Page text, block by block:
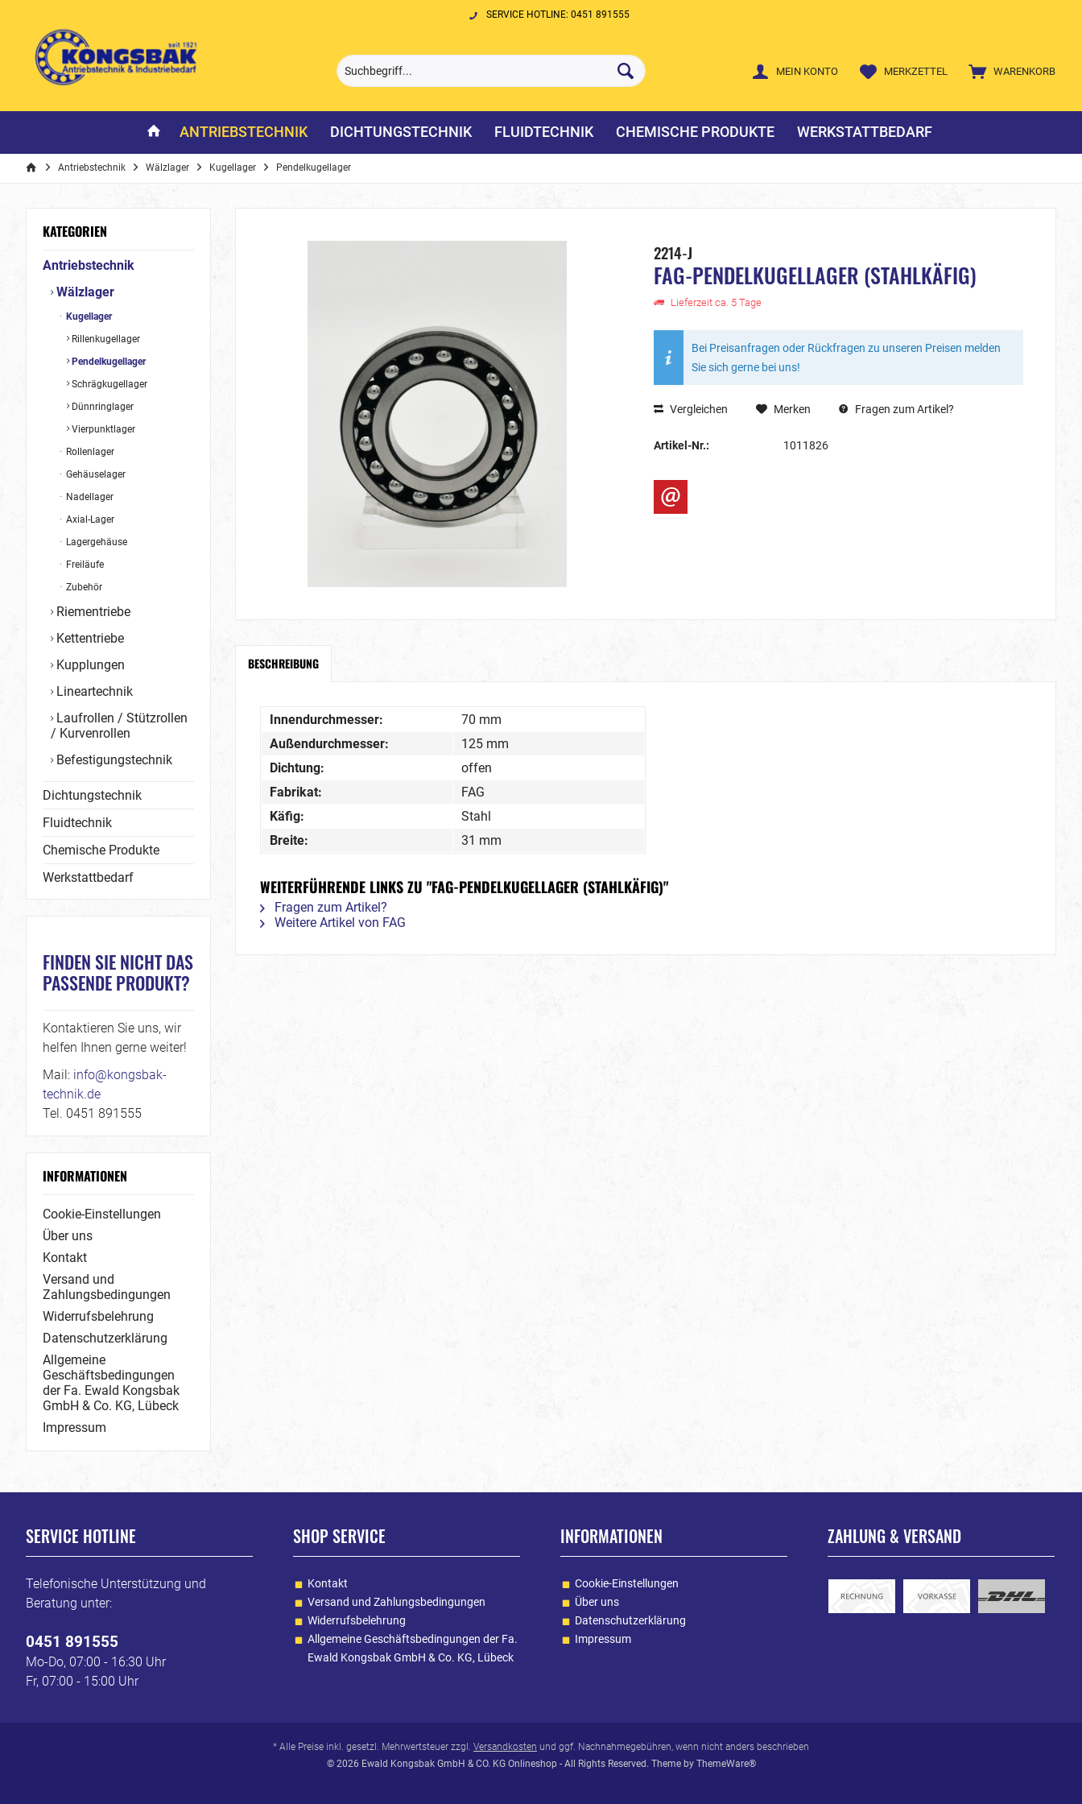
SERVICE HOTLINE: 0451 891555
WARENKORB
MERKZETTEL
MEIN KONTO
ANTRIEBSTECHNIK DICHTUNGSTECHNIK FLUIDTECHNIK CHEMISCHE PRODUKTE WERKSTATTBEDARF
Antriebstechnik Wälzlager Kugellager Pendelkugellager
KATEGORIEN
Antriebstechnik
Wälzlager
Kugellager
Rillenkugellager
Pendelkugellager
Schrägkugellager
Dünnringlager
Vierpunktlager
Rollenlager
Gehäuselager
Nadellager
Axial-Lager
Lagergehäuse
Freiläufe
Zubehör
Riementriebe
Kettentriebe
Kupplungen
Lineartechnik
Laufrollen / Stützrollen
/ Kurvenrollen
Befestigungstechnik
Dichtungstechnik
Fluidtechnik
Chemische Produkte
Werkstattbedarf
FINDEN SIE NICHT DAS
PASSENDE PRODUKT?
Kontaktieren Sie uns, wir
helfen Ihnen gerne weiter!
Mail: info@kongsbak-
technik.de
Tel. 0451 891555
INFORMATIONEN
Cookie-Einstellungen
Über uns
Kontakt
Versand und
Zahlungsbedingungen
Widerrufsbelehrung
Datenschutzerklärung
Allgemeine
Geschäftsbedingungen
der Fa. Ewald Kongsbak
GmbH & Co. KG, Lübeck
Impressum
2214-J
FAG-PENDELKUGELLAGER (STAHLKÄFIG)
Lieferzeit ca. 5 Tage
Bei Preisanfragen oder Rückfragen zu unseren Preisen melden
Sie sich gerne bei uns!
Vergleichen Merken Fragen zum Artikel?
Artikel-Nr.: 1011826
BESCHREIBUNG
Innendurchmesser:
70 mm
Außendurchmesser:
125 mm
Dichtung:
offen
Fabrikat:
FAG
Käfig:
Stahl
Breite:
31 mm
WEITERFÜHRENDE LINKS ZU "FAG-PENDELKUGELLAGER (STAHLKÄFIG)"
Fragen zum Artikel?
Weitere Artikel von FAG
SERVICE HOTLINE
Telefonische Unterstützung und
Beratung unter:
0451 891555
Mo-Do, 07:00 - 16:30 Uhr
Fr, 07:00 - 15:00 Uhr
SHOP SERVICE
Kontakt
Versand und Zahlungsbedingungen
Widerrufsbelehrung
Allgemeine Geschäftsbedingungen der Fa.
Ewald Kongsbak GmbH & Co. KG, Lübeck
INFORMATIONEN
Cookie-Einstellungen
Über uns
Datenschutzerklärung
Impressum
ZAHLUNG & VERSAND
* Alle Preise inkl. gesetzl. Mehrwertsteuer zzgl. Versandkosten und ggf. Nachnahmegebühren, wenn nicht anders beschrieben
© 2026 Ewald Kongsbak GmbH & CO. KG Onlineshop - All Rights Reserved. Theme by ThemeWare®